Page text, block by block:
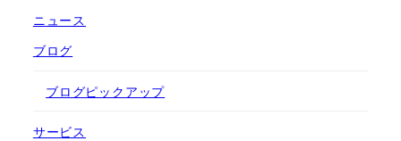
ニュース
ブログ
ブログピックアップ
サービス